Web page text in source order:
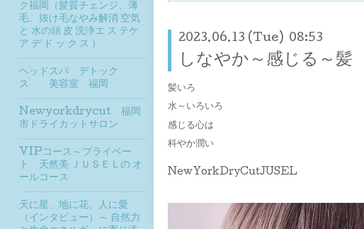
2023.06.13 (Tue) 08:53
しなやか～感じる～髪
髪いろ
水～いろいろ
感じる心は
科やか潤い
NewYorkDryCutJUSEL
ク福岡（髪質チェンジ、薄
毛、抜け毛なやみ解消 空気
と 水の頭 皮 洗浄エ ス テケ
ア デ ド ッ ク ス ）
ヘッドスパ デトック
ス 美容室 福岡
Newyorkdrycut 福岡
市ドライカットサロン
VIPコース～プライベー
ト 天然美 ＪＵＳＥＬの オ
ールコース
天に星、地に花、人に愛
（インタビュー）～ 自然力